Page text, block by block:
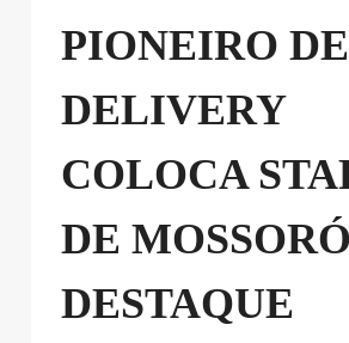
PIONEIRO DE
DELIVERY
COLOCA
DE
DESTAQUE